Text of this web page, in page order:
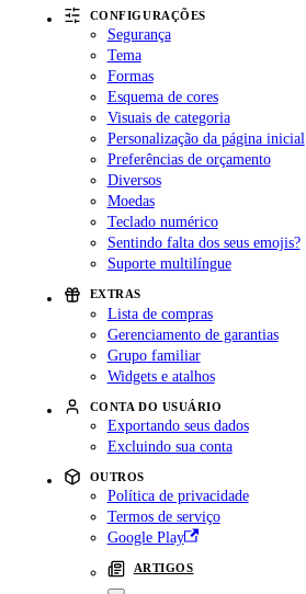
CONFIGURAÇÕES
Segurança
Tema
Formas
Esquema de cores
Visuais de categoria
Personalização da página inicial
Preferências de orçamento
Diversos
Moedas
Teclado numérico
Sentindo falta dos seus emojis?
Suporte multilíngue
EXTRAS
Lista de compras
Gerenciamento de garantias
Grupo familiar
Widgets e atalhos
CONTA DO USUÁRIO
Exportando seus dados
Excluindo sua conta
OUTROS
Política de privacidade
Termos de serviço
Google Play
ARTIGOS